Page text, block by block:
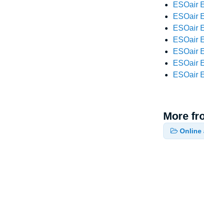
ESOair
ESOair
ESOair
ESOair
ESOair
ESOair
ESOair
More
Online